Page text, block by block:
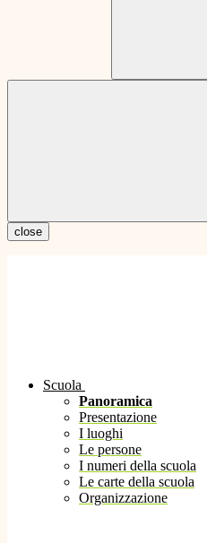
close
Scuola
Panoramica
Presentazione
I luoghi
Le persone
I numeri della scuola
Le carte della scuola
Organizzazione